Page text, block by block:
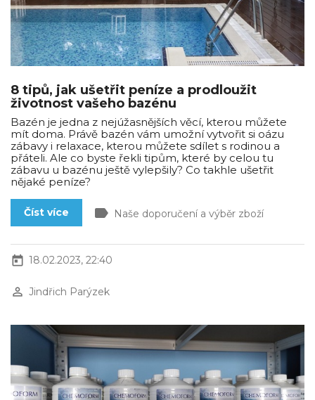
8 tipů, jak ušetřit peníze a prodloužit
životnost vašeho bazénu
Bazén je jedna z nejúžasnějších věcí, kterou můžete
mít doma. Právě bazén vám umožní vytvořit si oázu
zábavy i relaxace, kterou můžete sdílet s rodinou a
přáteli. Ale co byste řekli tipům, které by celou tu
zábavu u bazénu ještě vylepšily? Co takhle ušetřit
nějaké peníze?
Číst více label Naše doporučení a výběr zboží
today 18.02.2023, 22:40
perm_identity Jindřich Parýzek